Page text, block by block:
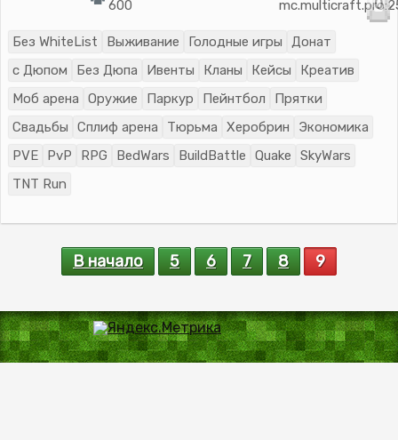
600 0
Без WhiteList Выживание Голодные игры
Донат
с Дюпом
Без Дюпа Ивенты Кланы Кейсы
Креатив
Моб арена
Оружие Паркур Пейнтбол
Прятки
Свадьбы
Сплиф арена Тюрьма Херобрин
Экономика
PVE
PvP RPG BedWars BuildBattle Quake
SkyWars
TNT Run
В начало 5 6 7 8 9